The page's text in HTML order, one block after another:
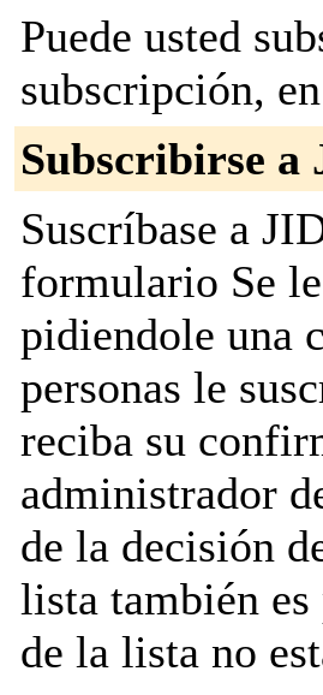
Puede usted
subscripción,
Subscribirse a
Suscríbase a
formulario Se
pidiendole una
personas le
reciba su
administrador
de la decisión
lista también
de la lista no